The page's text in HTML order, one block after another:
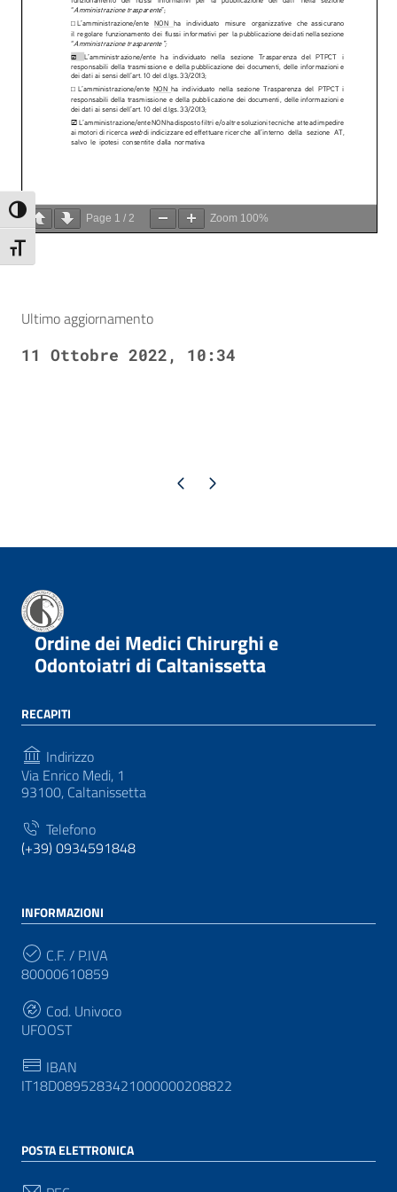
Attiva/disattiva alto contrasto
Attiva/disattiva dimensione testo
Page 1 / 2 Zoom 100%
Ultimo aggiornamento
11 Ottobre 2022, 10:34
Pagina precedente
Pagina successiva
Ordine dei Medici Chirurghi e
Odontoiatri di Caltanissetta
RECAPITI
Indirizzo
Via Enrico Medi, 1
93100, Caltanissetta
Telefono
(+39) 0934591848
INFORMAZIONI
C.F. / P.IVA
80000610859
Cod. Univoco
UFOOST
IBAN
IT18D0895283421000000208822
POSTA ELETTRONICA